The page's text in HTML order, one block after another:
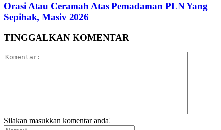
Orasi Atau Ceramah Atas Pemadaman PLN Yang
Sepihak, Masiv 2026
TINGGALKAN KOMENTAR
Silakan masukkan komentar anda!